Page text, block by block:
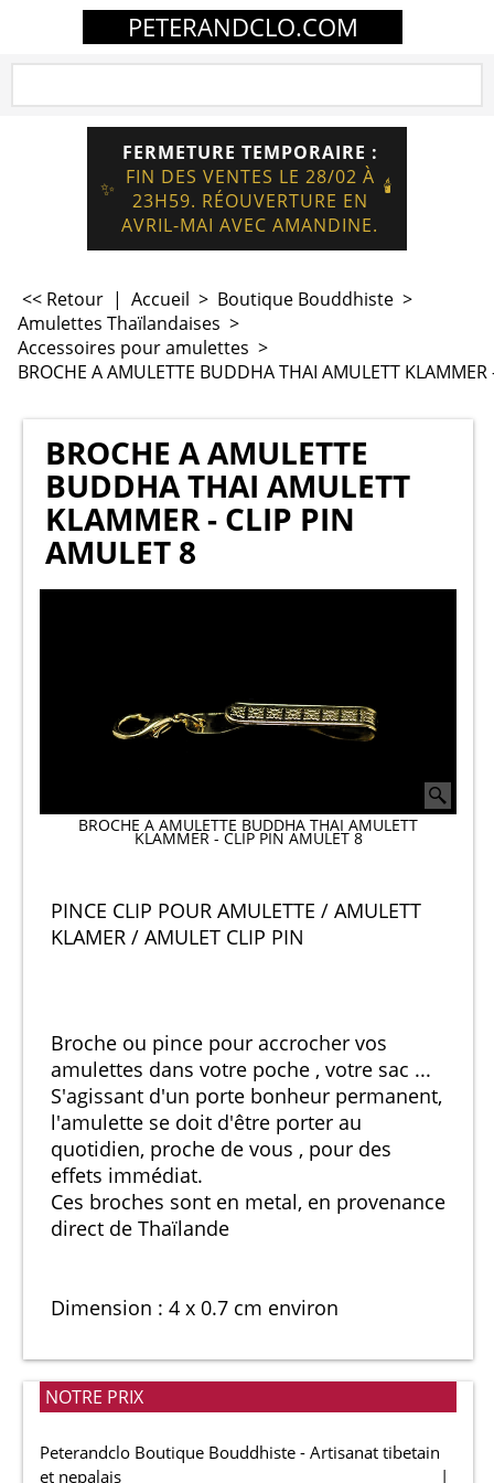
PETERANDCLO.COM
✨
FERMETURE TEMPORAIRE :
FIN DES VENTES LE 28/02 À
23H59. RÉOUVERTURE EN
AVRIL-MAI AVEC AMANDINE.
🕯️
<< Retour | Accueil > Boutique Bouddhiste >
Amulettes Thaïlandaises >
Accessoires pour amulettes >
BROCHE A AMULETTE BUDDHA THAI AMULETT
BROCHE A AMULETTE
BUDDHA THAI AMULETT
KLAMMER - CLIP PIN
AMULET 8
BROCHE A AMULETTE BUDDHA THAI AMULETT
KLAMMER - CLIP PIN AMULET 8
PINCE CLIP POUR AMULETTE / AMULETT
KLAMER / AMULET CLIP PIN
Broche ou pince pour accrocher vos
amulettes dans votre poche , votre sac ...
S'agissant d'un porte bonheur permanent,
l'amulette se doit d'être porter au
quotidien, proche de vous , pour des
effets immédiat.
Ces broches sont en metal, en provenance
direct de Thaïlande
Dimension : 4 x 0.7 cm environ
NOTRE PRIX
Peterandclo Boutique Bouddhiste - Artisanat tibetain
et nepalais